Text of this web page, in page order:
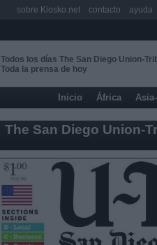
Todos los días The San Diego Union-
Toda la prensa de hoy
Inicio África
The San Diego Union-
sobre Kiosko.net contacto ayuda